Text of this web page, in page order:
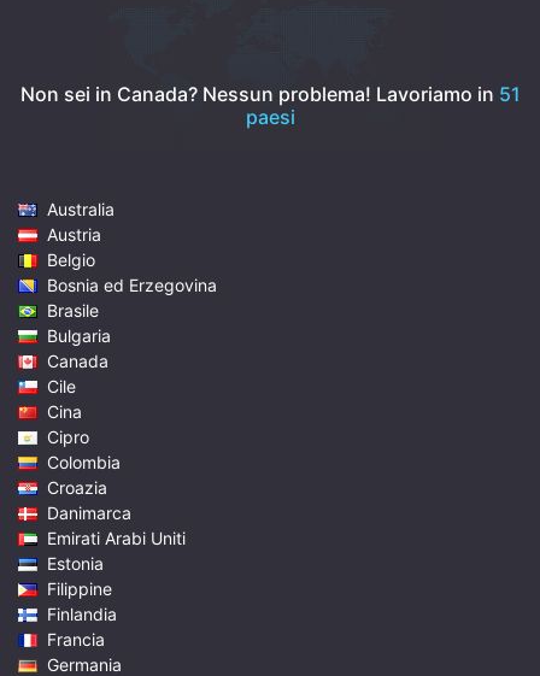
Non sei in Canada? Nessun problema! Lavoriamo in 51
paesi
Australia
Austria
Belgio
Bosnia ed Erzegovina
Brasile
Bulgaria
Canada
Cile
Cina
Cipro
Colombia
Croazia
Danimarca
Emirati Arabi Uniti
Estonia
Filippine
Finlandia
Francia
Germania